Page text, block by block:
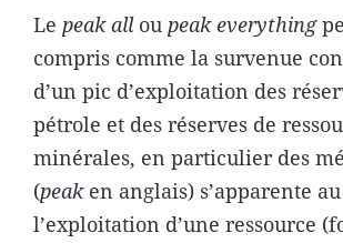
Le peak allou peak everything
compris comme la survenue
d’un pic d’exploitation des
pétrole et des réserves de
minérales, en particulier des
(peaken anglais) s’apparente
l’exploitation d’une ressource